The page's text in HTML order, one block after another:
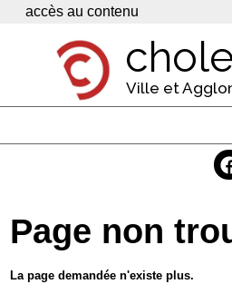
Panneau de gestion des cookies
accès au contenu
Ville et
Economie
Services
Page non
La page demandée n'existe plus.